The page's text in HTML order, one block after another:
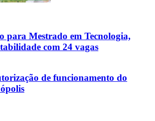
para Mestrado em Tecnologia,
com 24 vagas
de funcionamento do